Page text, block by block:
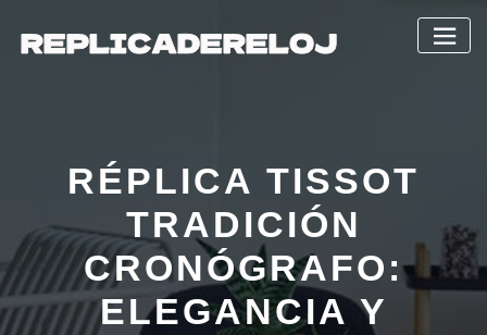
contenido
RÉPLICA TISSOT
TRADICIÓN
CRONÓGRAFO:
ELEGANCIA Y